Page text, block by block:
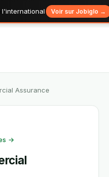
Voir sur Jobiglo →
Assurance
→